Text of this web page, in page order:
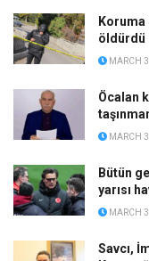
Koruma
öldürdü
MARCH
Öcalan
MARCH
Bütün
yarısı
MARCH
Savcı,